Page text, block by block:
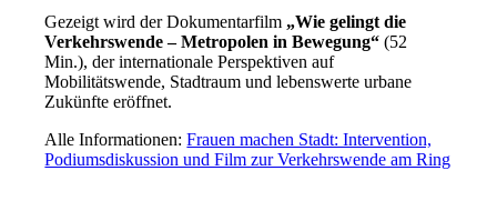
Gezeigt wird der Dokumentarfilm „Wie gelingt die
Verkehrswende – Metropolen in Bewegung“ (52
Min.), der internationale Perspektiven auf
Mobilitätswende, Stadtraum und lebenswerte urbane
Zukünfte eröffnet.
Alle Informationen:Frauen machen Stadt: Intervention,
Podiumsdiskussion und Film zur Verkehrswende am Ring